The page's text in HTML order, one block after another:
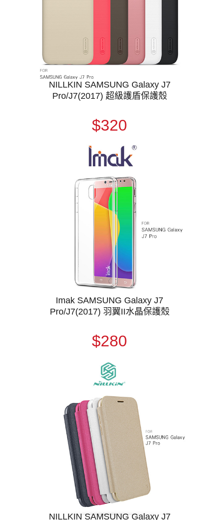
NILLKIN SAMSUNG Galaxy J7
Pro/J7(2017) 超級護盾保護殼
$320
Imak SAMSUNG Galaxy J7
Pro/J7(2017) 羽翼II水晶保護殼
$280
NILLKIN SAMSUNG Galaxy J7